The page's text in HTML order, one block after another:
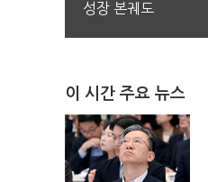
성장 본궤도
이 시간 주요 뉴스